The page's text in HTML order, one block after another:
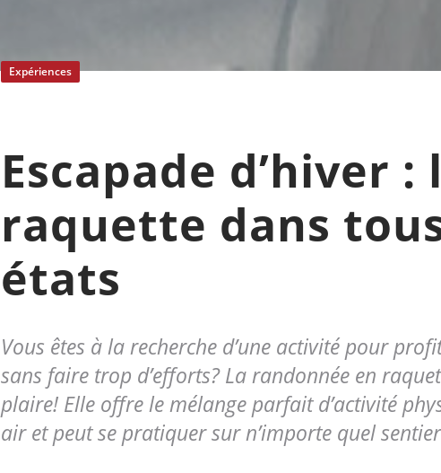
Expériences
Escapade d’hiver :
raquette dans
états
Vous êtes à la recherche d’une activité pour
sans faire trop d’efforts? La randonnée en
plaire! Elle offre le mélange parfait d’activité
air et peut se pratiquer sur n’importe quel